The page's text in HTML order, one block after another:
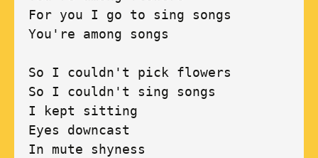
For you I go to sing songs
You're among songs
So I couldn't pick flowers
So I couldn't sing songs
I kept sitting
Eyes downcast
In mute shyness